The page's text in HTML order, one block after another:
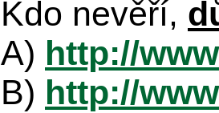
Kdo nevěří,
A) http://
B) http://